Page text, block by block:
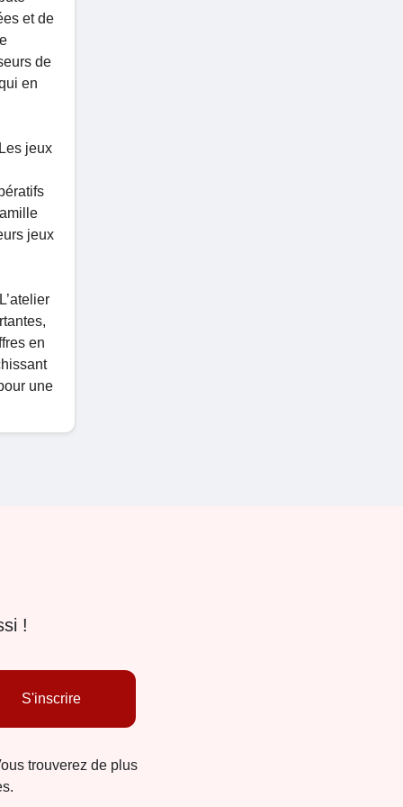
et de
de
en
jeux
jeux
en
une
!
S'inscrire
trouverez de plus